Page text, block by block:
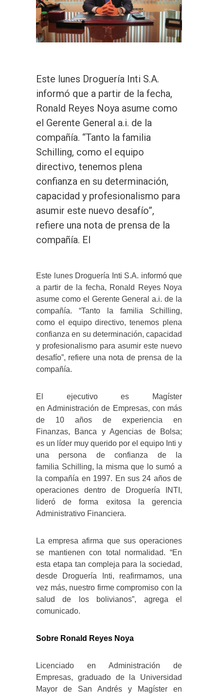
Este lunes Droguería Inti S.A.
informó que a partir de la fecha,
Ronald Reyes Noya asume como
el Gerente General a.i. de la
compañía. “Tanto la familia
Schilling, como el equipo
directivo, tenemos plena
confianza en su determinación,
capacidad y profesionalismo para
asumir este nuevo desafío”,
refiere una nota de prensa de la
compañía. El
Este lunes Droguería Inti S.A. informó que
a partir de la fecha, Ronald Reyes Noya
asume como el Gerente General a.i. de la
compañía. “Tanto la familia Schilling,
como el equipo directivo, tenemos plena
confianza en su determinación, capacidad
y profesionalismo para asumir este nuevo
desafío”, refiere una nota de prensa de la
compañía.
El ejecutivo es Magíster
en Administración de Empresas, con más
de 10 años de experiencia en
Finanzas, Banca y Agencias de Bolsa;
es un líder muy querido por el equipo Inti y
una persona de confianza de la
familia Schilling, la misma que lo sumó a
la compañía en 1997. En sus 24 años de
operaciones dentro de Droguería INTI,
lideró de forma exitosa la gerencia
Administrativo Financiera.
La empresa afirma que sus operaciones
se mantienen con total normalidad. “En
esta etapa tan compleja para la sociedad,
desde Droguería Inti, reafirmamos, una
vez más, nuestro firme compromiso con la
salud de los bolivianos”, agrega el
comunicado.
Sobre Ronald Reyes Noya
Licenciado en Administración de
Empresas, graduado de la Universidad
Mayor de San Andrés y Magíster en